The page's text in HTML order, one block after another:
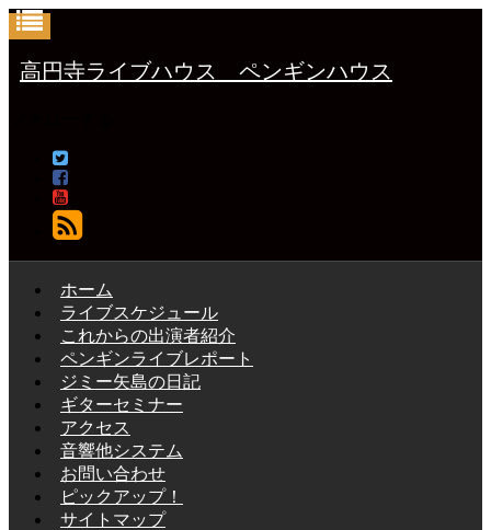
高円寺ライブハウス ペンギンハウス
ホーム
ライブスケジュール
これからの出演者紹介
ペンギンライブレポート
ジミー矢島の日記
ギターセミナー
アクセス
音響他システム
お問い合わせ
ピックアップ！
サイトマップ